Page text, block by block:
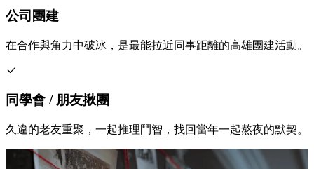
公司團建
在合作與角力中破冰，是最能拉近同事距離的高雄團建活動。
同學會 / 朋友揪團
久違的老友重聚，一起推理鬥智，找回當年一起熬夜的默契。